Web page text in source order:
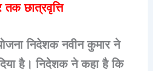
तक छात्रवृत्ति
निदेशक नवीन कुमार ने
है। निदेशक ने कहा है कि